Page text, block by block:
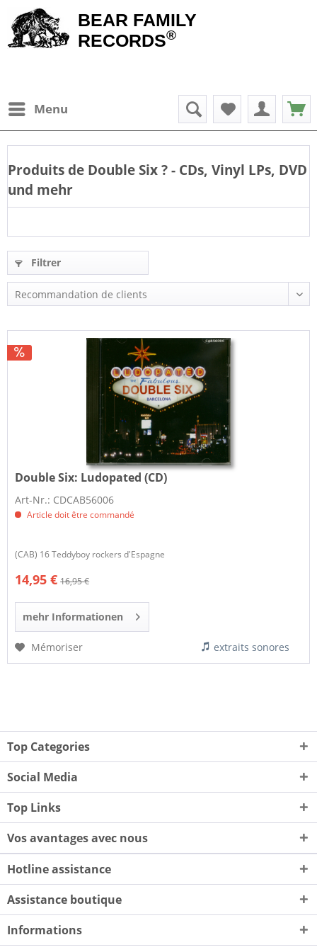
BEAR FAMILY
RECORDS®
Menu
Produits de Double Six? - CDs, Vinyl LPs, DVD
und mehr
Filtrer
Double Six: Ludopated (CD)
Art-Nr.: CDCAB56006
Article doit être commandé
(CAB) 16 Teddyboy rockers d'Espagne
14,95 € 16,95 €
mehr Informationen
Mémoriser extraits sonores
Top Categories
Social Media
Top Links
Vos avantages avec nous
Hotline assistance
Assistance boutique
Informations